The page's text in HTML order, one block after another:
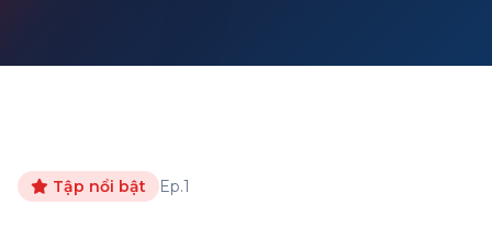
Tập nổi bật Ep.1